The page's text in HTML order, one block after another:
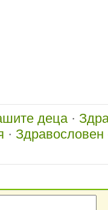
деца·
· Здравословен